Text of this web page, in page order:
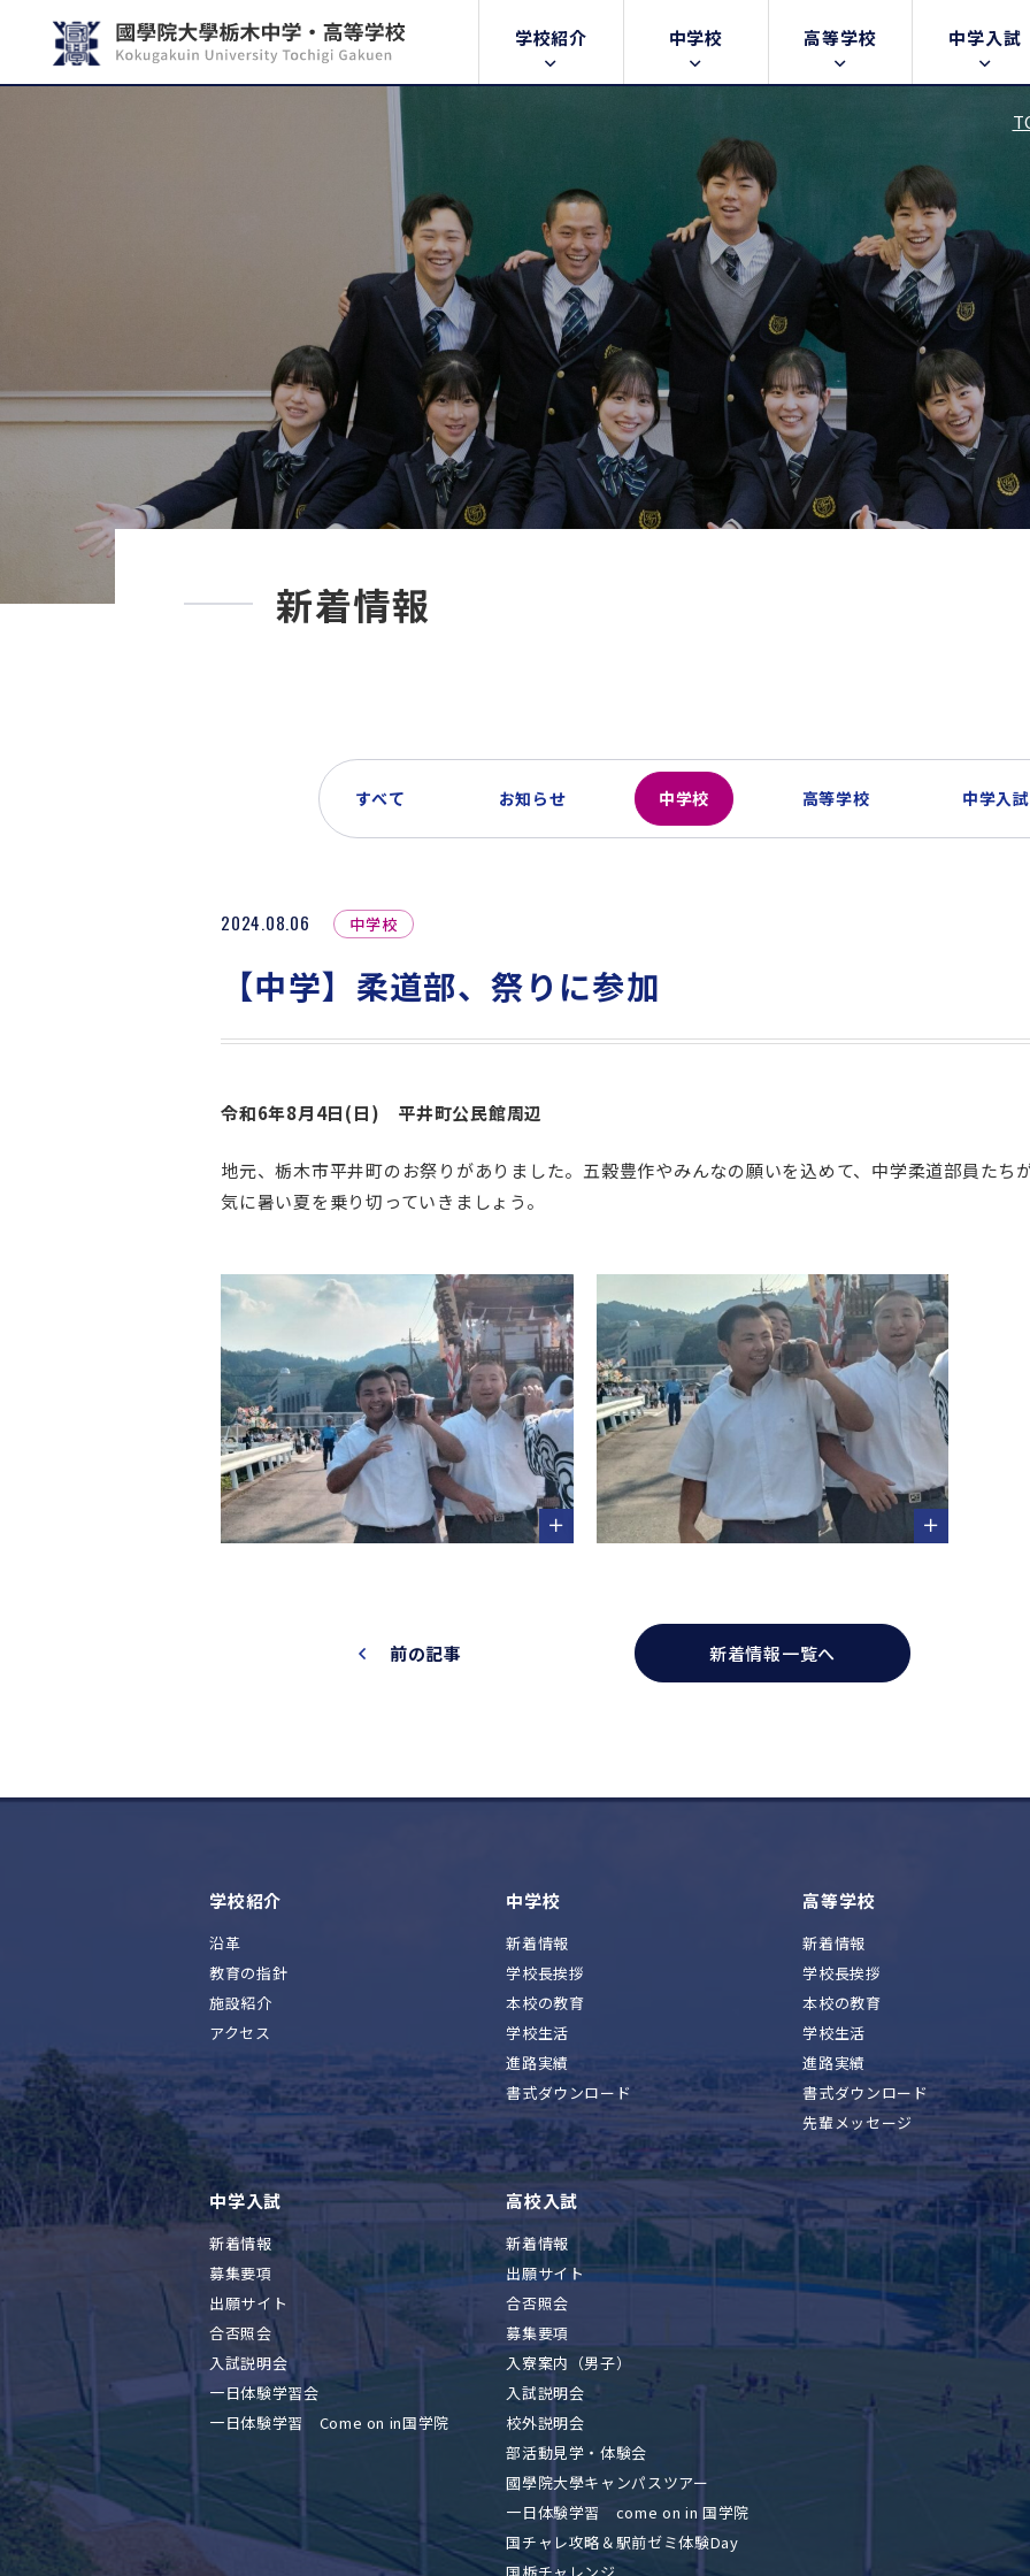
学校紹介 中学校 高等学校 中学入試
新着情報
すべて お知らせ 中学校 高等学校 中学入試
2024.08.06 中学校
【中学】柔道部、祭りに参加
令和6年8月4日(日) 平井町公民館周辺
地元、栃木市平井町のお祭りがありました。五穀豊作やみんなの願いを込めて、中学柔道部員たち
気に暑い夏を乗り切っていきましょう。
新着情報一覧へ
前の記事
学校紹介
沿革
教育の指針
施設紹介
アクセス
中学校
新着情報
学校長挨拶
本校の教育
学校生活
進路実績
書式ダウンロード
高等学校
新着情報
学校長挨拶
本校の教育
学校生活
進路実績
書式ダウンロード
先輩メッセージ
中学入試
新着情報
募集要項
出願サイト
合否照会
入試説明会
一日体験学習会
一日体験学習 Come on in国学院
高校入試
新着情報
出願サイト
合否照会
募集要項
入寮案内（男子）
入試説明会
校外説明会
部活動見学・体験会
國學院大學キャンパスツアー
一日体験学習 come on in 国学院
国チャレ攻略＆駅前ゼミ体験Day
国栃チャレンジ